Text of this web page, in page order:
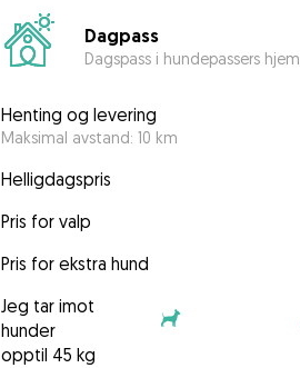
Dagpass
Dagspass i hundepassers hjem
Henting og levering
Maksimal avstand: 10 km
Helligdagspris
Pris for valp
Pris for ekstra hund
Jeg tar imot
hunder
opptil 45 kg